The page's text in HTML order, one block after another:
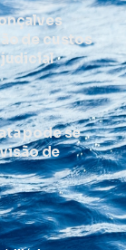
de custos
judicial
pode se
de